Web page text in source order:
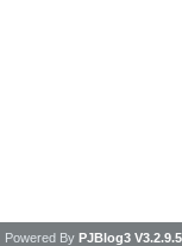
Powered By PJBlog3